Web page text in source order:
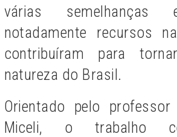
várias semelhanças
notadamente recursos
contribuíram para
natureza do Brasil.
Orientado pelo
Miceli, o trabalho